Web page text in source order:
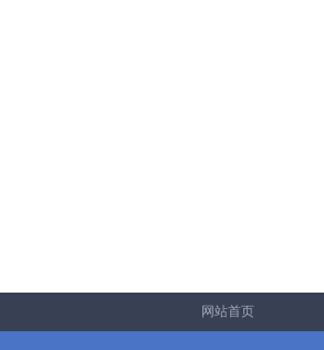
网站首页